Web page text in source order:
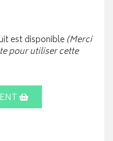
est disponible(Merci
pour utiliser cette